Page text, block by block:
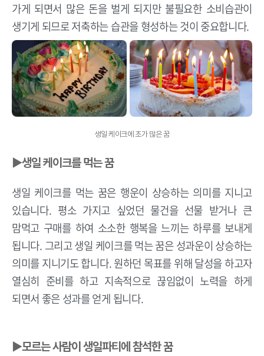
가게 되면서 많은 돈을 벌게 되지만 불필요한 소비습관이
생기게 되므로 저축하는 습관을 형성하는 것이 중요합니다.
생일 케이크에 초가 많은 꿈
▶생일 케이크를 먹는 꿈
생일 케이크를 먹는 꿈은 행운이 상승하는 의미를 지니고
있습니다. 평소 가지고 싶었던 물건을 선물 받거나 큰
맘먹고 구매를 하여 소소한 행복을 느끼는 하루를 보내게
됩니다. 그리고 생일 케이크를 먹는 꿈은 성과운이 상승하는
의미를 지니기도 합니다. 원하던 목표를 위해 달성을 하고자
열심히 준비를 하고 지속적으로 끊임없이 노력을 하게
되면서 좋은 성과를 얻게 됩니다.
▶모르는 사람이 생일파티에 참석한 꿈